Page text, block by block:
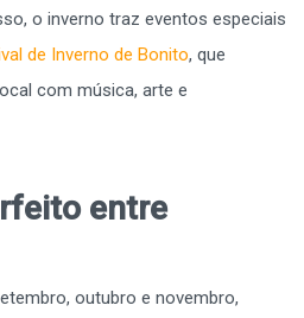
o inverno traz eventos especiais
de Inverno de Bonito, que
com música, arte e
entre
outubro e novembro,